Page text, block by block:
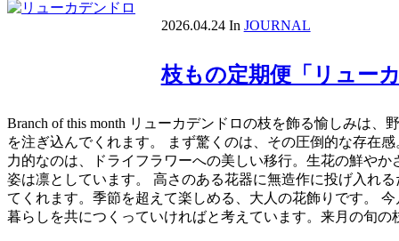
2026.04.24 In JOURNAL
枝もの定期便「リュー
Branch of this month リューカデンドロの枝を飾る愉しみは
を注ぎ込んでくれます。 まず驚くのは、その圧倒的な存在
力的なのは、ドライフラワーへの美しい移行。生花の鮮や
姿は凛としています。 高さのある花器に無造作に投げ入れ
てくれます。季節を超えて楽しめる、大人の花飾りです。
暮らしを共につくっていければと考えています。来月の旬の